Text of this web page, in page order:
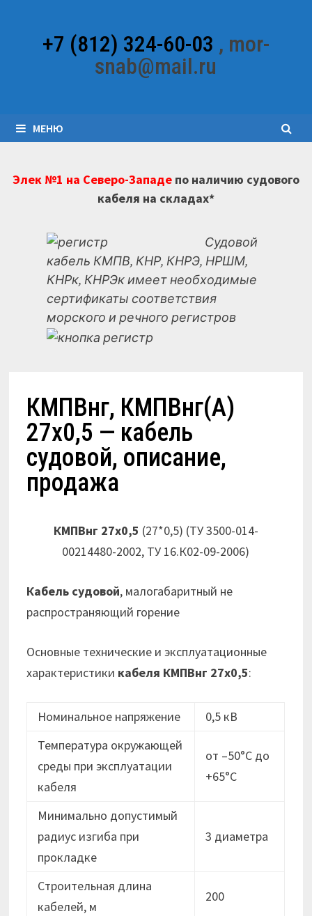
содержимому+7 (812) 324-60-03 , mor-
snab@mail.ru
МЕНЮ
Элек №1 на Северо-Западепо наличию судового
кабеля на складах*
Судовой
кабель КМПВ, КНР, КНРЭ, НРШМ,
КНРк, КНРЭк имеет необходимые
сертификаты соответствия
морского и речного регистров
КМПВнг, КМПВнг(А)
27х0,5 — кабель
судовой, описание,
продажа
КМПВнг 27х0,5 (27*0,5) (ТУ 3500-014-
00214480-2002, ТУ 16.К02-09-2006)
Кабель судовой, малогабаритный не
распространяющий горение
Основные технические и эксплуатационные
характеристики кабеля КМПВнг 27х0,5:
Номинальное напряжение
0,5 кВ
Температура окружающей
среды при эксплуатации
кабеля
от –50°C до
+65°C
Минимально допустимый
радиус изгиба при
прокладке
3 диаметра
Строительная длина
кабелей, м
200